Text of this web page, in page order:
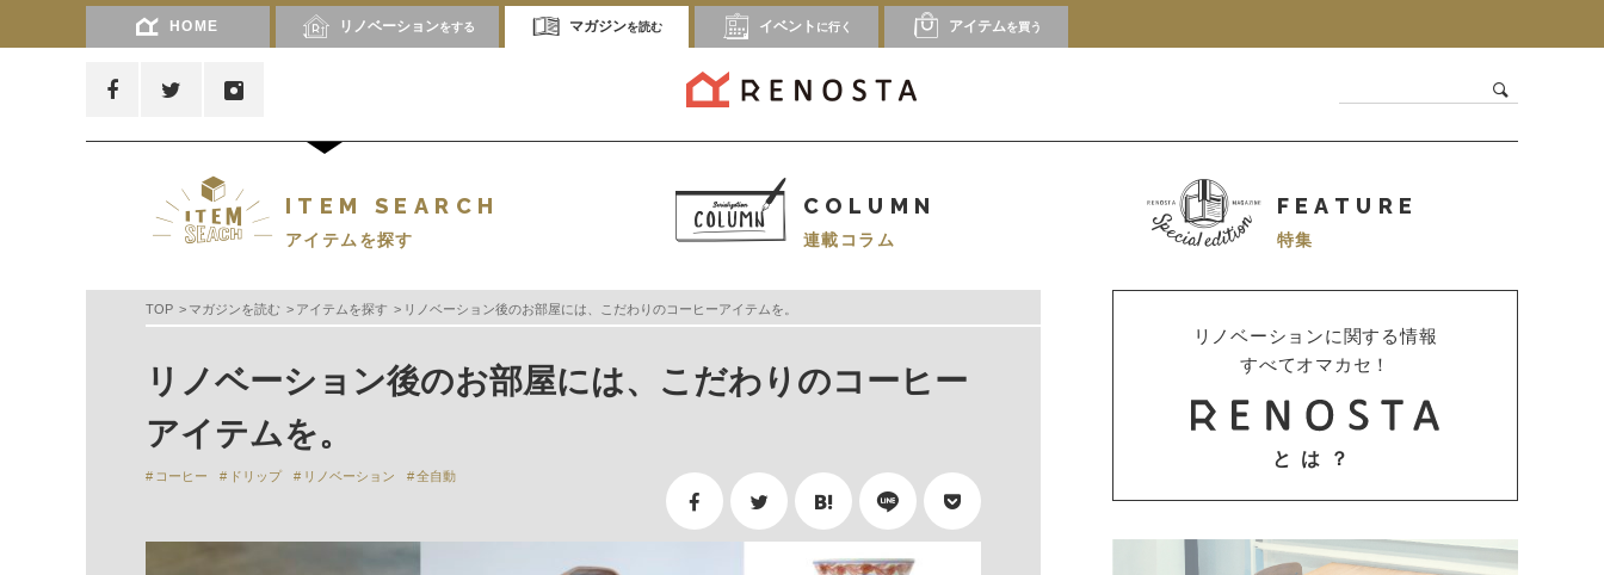
HOME リノベーションをする マガジンを読む イベント に行く アイテムを買う
ITEM SEARCH
アイテムを探す
COLUMN
連載コラム
FEATURE
特集
TOP マガジンを読む アイテムを探す リノベーション後のお部屋には、こだわりのコーヒーアイテムを。
リノベーション後のお部屋には、こだわりのコーヒー
アイテムを。
コーヒー ドリップ リノベーション 全自動
リノベーションに関する情報
すべてオマカセ！
とは？